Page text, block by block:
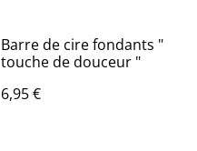
Barre de cire fondants "
touche de douceur "
6,95 €